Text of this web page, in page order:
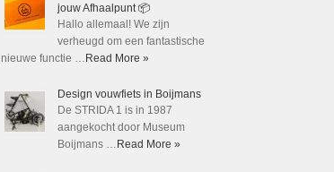
jouw Afhaalpunt 📦
Hallo allemaal! We zijn
verheugd om een fantastische
nieuwe functie … Read More »
Design vouwfiets in Boijmans
De STRIDA 1 is in 1987
aangekocht door Museum
Boijmans … Read More »